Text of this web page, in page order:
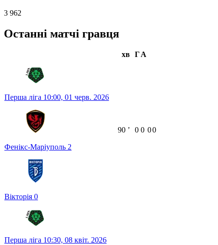
3 962
Останні матчі гравця
хв ГА
Перша ліга 10:00, 01 черв. 2026
Фенікс-Маріуполь 2
Вікторія 0
90 ʼ 0 0 00
Перша ліга 10:30, 08 квіт. 2026